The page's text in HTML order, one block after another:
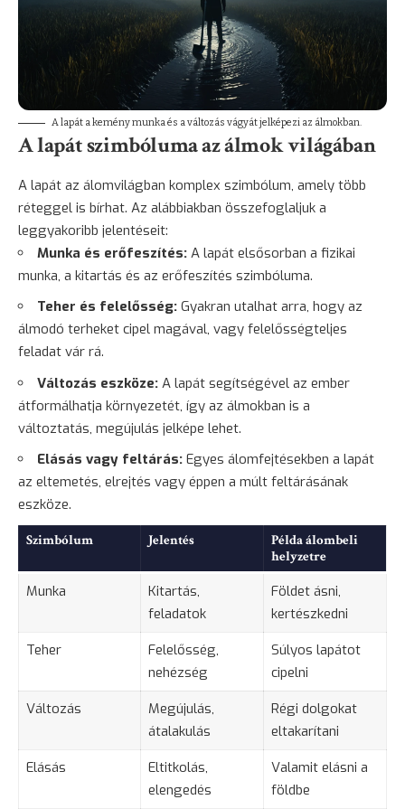
A lapát a kemény munka és a változás vágyát jelképezi az álmokban.
A lapát szimbóluma az álmok világában
A lapát az álomvilágban komplex szimbólum, amely több
réteggel is bírhat. Az alábbiakban összefoglaljuk a
leggyakoribb jelentéseit:
Munka és erőfeszítés: A lapát elsősorban a fizikai
munka, a kitartás és az erőfeszítés szimbóluma.
Teher és felelősség: Gyakran utalhat arra, hogy az
álmodó terheket cipel magával, vagy felelősségteljes
feladat vár rá.
Változás eszköze: A lapát segítségével az ember
átformálhatja környezetét, így az álmokban is a
változtatás, megújulás jelképe lehet.
Elásás vagy feltárás: Egyes álomfejtésekben a lapát
az eltemetés, elrejtés vagy éppen a múlt feltárásának
eszköze.
Szimbólum Jelentés
Példa álombeli
helyzetre
Munka
Kitartás,
feladatok
Földet ásni,
kertészkedni
Teher
Felelősség,
nehézség
Súlyos lapátot
cipelni
Változás
Megújulás,
átalakulás
Régi dolgokat
eltakarítani
Elásás
Eltitkolás,
elengedés
Valamit elásni a
földbe